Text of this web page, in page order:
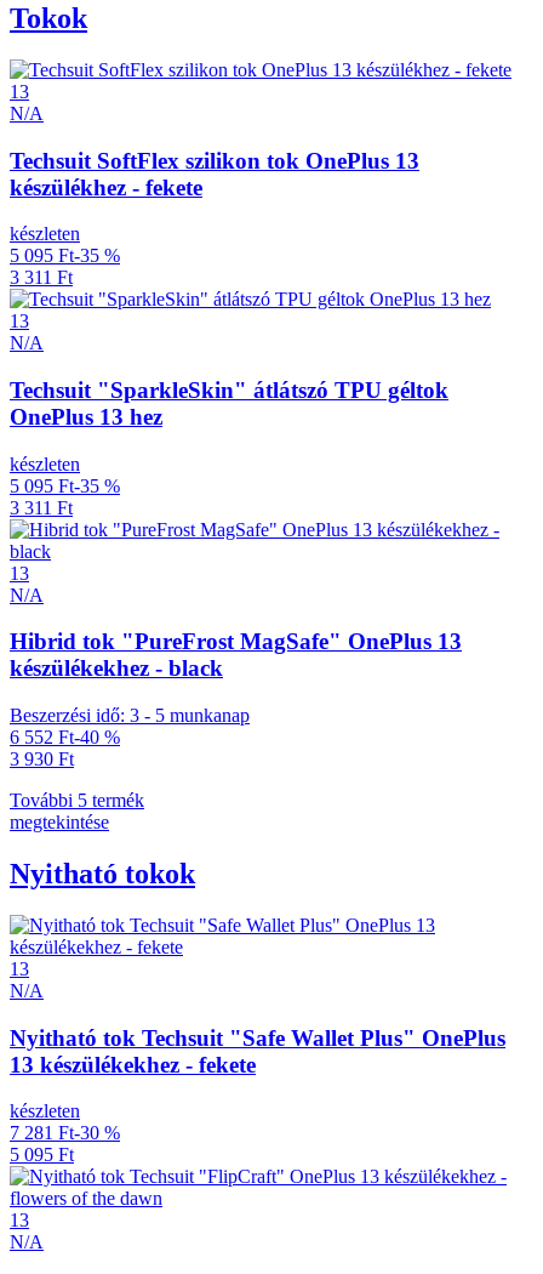
Tokok
13
N/A
Techsuit SoftFlex szilikon tok OnePlus 13
készülékhez - fekete
készleten
5 095 Ft-35 %
3 311 Ft
13
N/A
Techsuit "SparkleSkin" átlátszó TPU géltok
OnePlus 13 hez
készleten
5 095 Ft-35 %
3 311 Ft
13
N/A
Hibrid tok "PureFrost MagSafe" OnePlus 13
készülékekhez - black
Beszerzési idő: 3 - 5 munkanap
6 552 Ft-40 %
3 930 Ft
További 5 termék
megtekintése
Nyitható tokok
13
N/A
Nyitható tok Techsuit "Safe Wallet Plus" OnePlus
13 készülékekhez - fekete
készleten
7 281 Ft-30 %
5 095 Ft
13
N/A